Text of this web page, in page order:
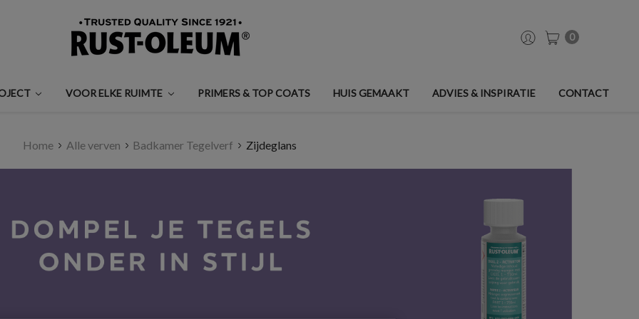
0
VOOR ELKE RUIMTE PRIMERS & TOP COATS HUIS GEMAAKT ADVIES & INSPIRATIE CONTACT
Home Alle verven Badkamer Tegelverf Zijdeglans